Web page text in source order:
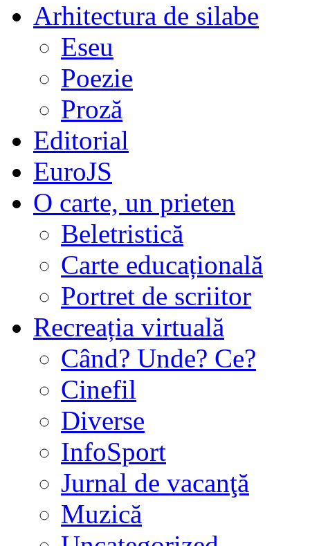
Arhitectura de silabe
Eseu
Poezie
Proză
Editorial
EuroJS
O carte, un prieten
Beletristică
Carte educațională
Portret de scriitor
Recreația virtuală
Când? Unde? Ce?
Cinefil
Diverse
InfoSport
Jurnal de vacanţă
Muzică